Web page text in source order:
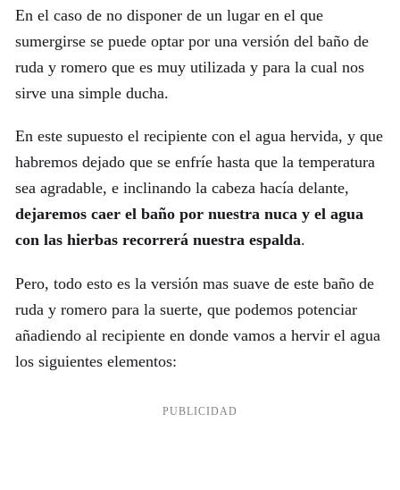
En el caso de no disponer de un lugar en el que
sumergirse se puede optar por una versión del baño de
ruda y romero que es muy utilizada y para la cual nos
sirve una simple ducha.
En este supuesto el recipiente con el agua hervida, y que
habremos dejado que se enfríe hasta que la temperatura
sea agradable, e inclinando la cabeza hacía delante,
dejaremos caer el baño por nuestra nuca y el agua
con las hierbas recorrerá nuestra espalda.
Pero, todo esto es la versión mas suave de este baño de
ruda y romero para la suerte, que podemos potenciar
añadiendo al recipiente en donde vamos a hervir el agua
los siguientes elementos: